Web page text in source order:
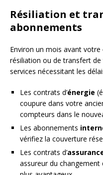
Résiliation et
abonnements
Environ un mois avant
résiliation ou de transfert
services nécessitant les
Les contrats d’énergie
coupure dans votre
compteurs dans le
Les abonnements
vérifiez la couverture
Les contrats d’
assureur du